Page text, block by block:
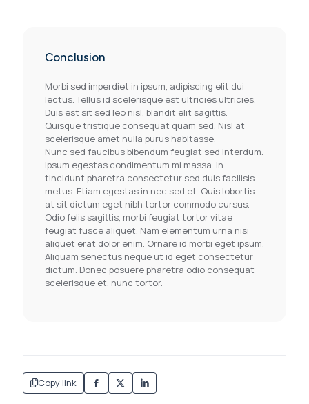
Conclusion
Morbi sed imperdiet in ipsum, adipiscing elit dui
lectus. Tellus id scelerisque est ultricies ultricies.
Duis est sit sed leo nisl, blandit elit sagittis.
Quisque tristique consequat quam sed. Nisl at
scelerisque amet nulla purus habitasse.
Nunc sed faucibus bibendum feugiat sed interdum.
Ipsum egestas condimentum mi massa. In
tincidunt pharetra consectetur sed duis facilisis
metus. Etiam egestas in nec sed et. Quis lobortis
at sit dictum eget nibh tortor commodo cursus.
Odio felis sagittis, morbi feugiat tortor vitae
feugiat fusce aliquet. Nam elementum urna nisi
aliquet erat dolor enim. Ornare id morbi eget ipsum.
Aliquam senectus neque ut id eget consectetur
dictum. Donec posuere pharetra odio consequat
scelerisque et, nunc tortor.
Copy link